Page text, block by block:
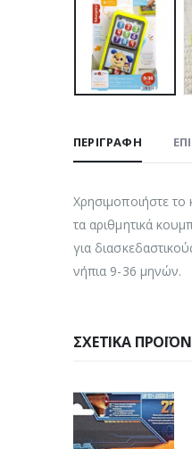
ΠΕΡΙΓΡΑΦΉ
Χρησιμοποιήστε το
τα αριθμητικά
για
νήπια 9-36 μηνών.
ΣΧΕΤΙΚΆ